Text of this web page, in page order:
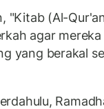
"Kitab (Al-
agar
yang berakal